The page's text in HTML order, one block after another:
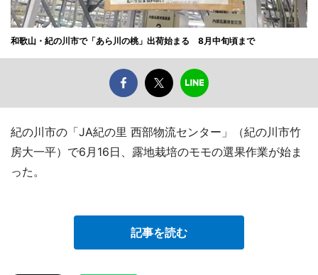
和歌山・紀の川市で「あら川の桃」出荷始まる 8月中旬頃まで
紀の川市の「JA紀の里 西部物流センター」（紀の川市竹
房大一平）で6月16日、露地栽培のモモの選果作業が始ま
った。
記事を読む